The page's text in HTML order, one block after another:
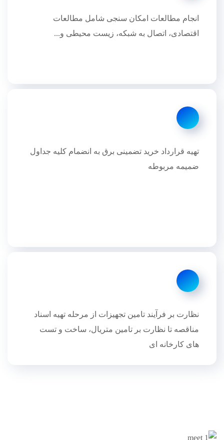
انجام مطالعات امکان سنجی شامل مطالعات
اقتصادی، اتصال به شبکه، زیست محیطی و...
تهیه قرارداد خرید تضمینی برق به انضمام کلیه جداول
ضمیمه مربوطه
نظارت بر فرآیند تامین تجهیزات از مرحله تهیه اسناد
مناقصه تا نظارت بر تامین متریال، ساخت و تست
های کارخانه ای